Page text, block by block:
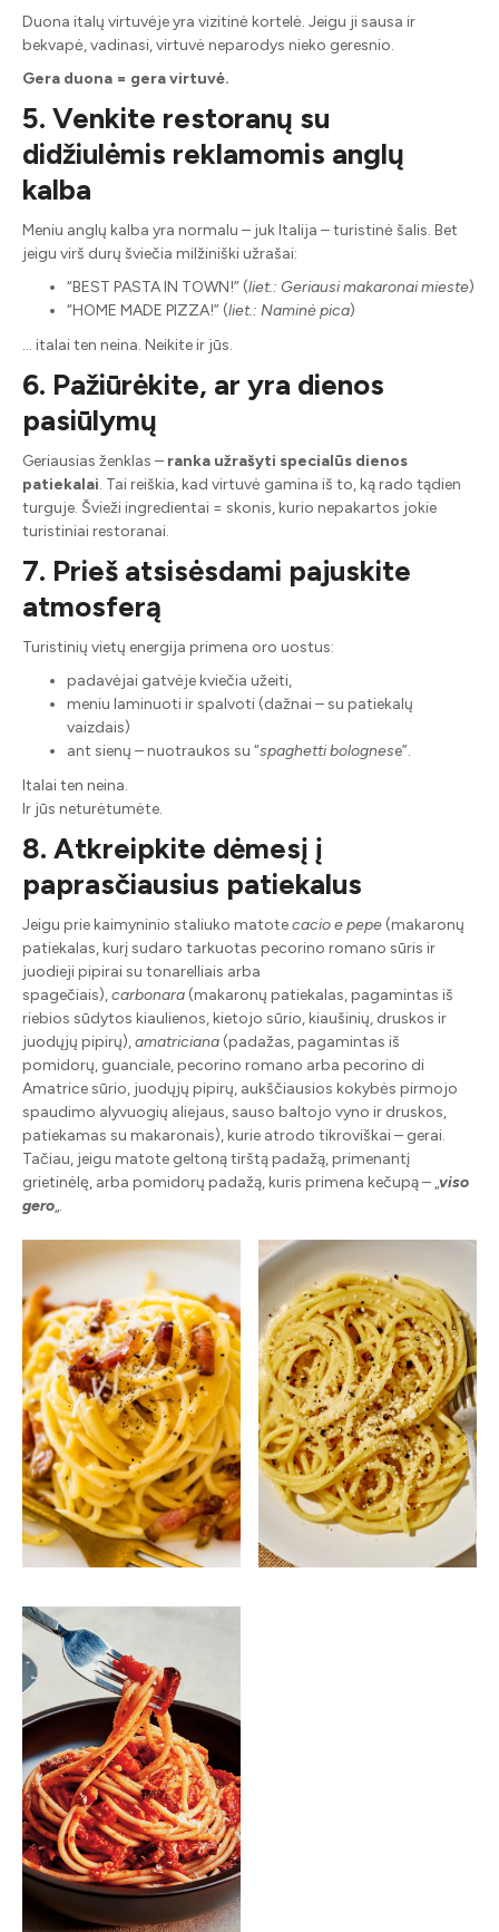
Duona italų virtuvėje yra vizitinė kortelė. Jeigu ji sausa ir
bekvapė, vadinasi, virtuvė neparodys nieko geresnio.
Gera duona = gera virtuvė.
5. Venkite restoranų su
didžiulėmis reklamomis anglų
kalba
Meniu anglų kalba yra normalu – juk Italija – turistinė šalis. Bet
jeigu virš durų šviečia milžiniški užrašai:
“BEST PASTA IN TOWN!” (liet.: Geriausi makaronai mieste)
“HOME MADE PIZZA!” (liet.: Naminė pica)
… italai ten neina. Neikite ir jūs.
6. Pažiūrėkite, ar yra dienos
pasiūlymų
Geriausias ženklas – ranka užrašyti specialūs dienos
patiekalai. Tai reiškia, kad virtuvė gamina iš to, ką rado tądien
turguje. Švieži ingredientai = skonis, kurio nepakartos jokie
turistiniai restoranai.
7. Prieš atsisėsdami pajuskite
atmosferą
Turistinių vietų energija primena oro uostus:
padavėjai gatvėje kviečia užeiti,
meniu laminuoti ir spalvoti (dažnai – su patiekalų
vaizdais)
ant sienų – nuotraukos su “spaghetti bolognese”.
Italai ten neina.
Ir jūs neturėtumėte.
8. Atkreipkite dėmesį į
paprasčiausius patiekalus
Jeigu prie kaimyninio staliuko matotecacio e pepe (makaronų
patiekalas, kurį sudaro tarkuotas pecorino romano sūris ir
juodieji pipirai su tonarelliais arba
spagečiais),carbonara (makaronų patiekalas, pagamintas iš
riebios sūdytos kiaulienos, kietojo sūrio, kiaušinių, druskos ir
juodųjų pipirų),amatriciana (padažas, pagamintas iš
pomidorų, guanciale, pecorino romano arba pecorino di
Amatrice sūrio, juodųjų pipirų, aukščiausios kokybės pirmojo
spaudimo alyvuogių aliejaus, sauso baltojo vyno ir druskos,
patiekamas su makaronais), kurie atrodo tikroviškai – gerai.
Tačiau, jeigu matote geltoną tirštą padažą, primenantį
grietinėlę, arba pomidorų padažą, kuris primena kečupą – „viso
gero„.